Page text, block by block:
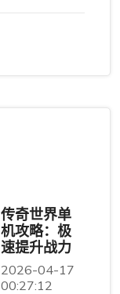
传奇世界单
机攻略：极
速提升战力
2026-04-17
00:27:12